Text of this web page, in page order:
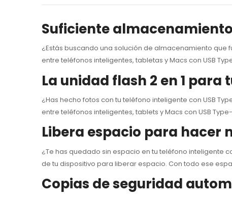
Suficiente
¿Estás buscando una solución de almacenamiento que
entre teléfonos inteligentes, tabletas y Macs con USB
La unidad flash 2 en 1 para
¿Has hecho fotos con tu teléfono inteligente con USB
entre teléfonos inteligentes, tablets y Macs con USB
Libera espacio para hacer
¿Te has quedado sin espacio en tu teléfono inteligente
de tu dispositivo para liberar espacio. Con todo ese
Copias de seguridad